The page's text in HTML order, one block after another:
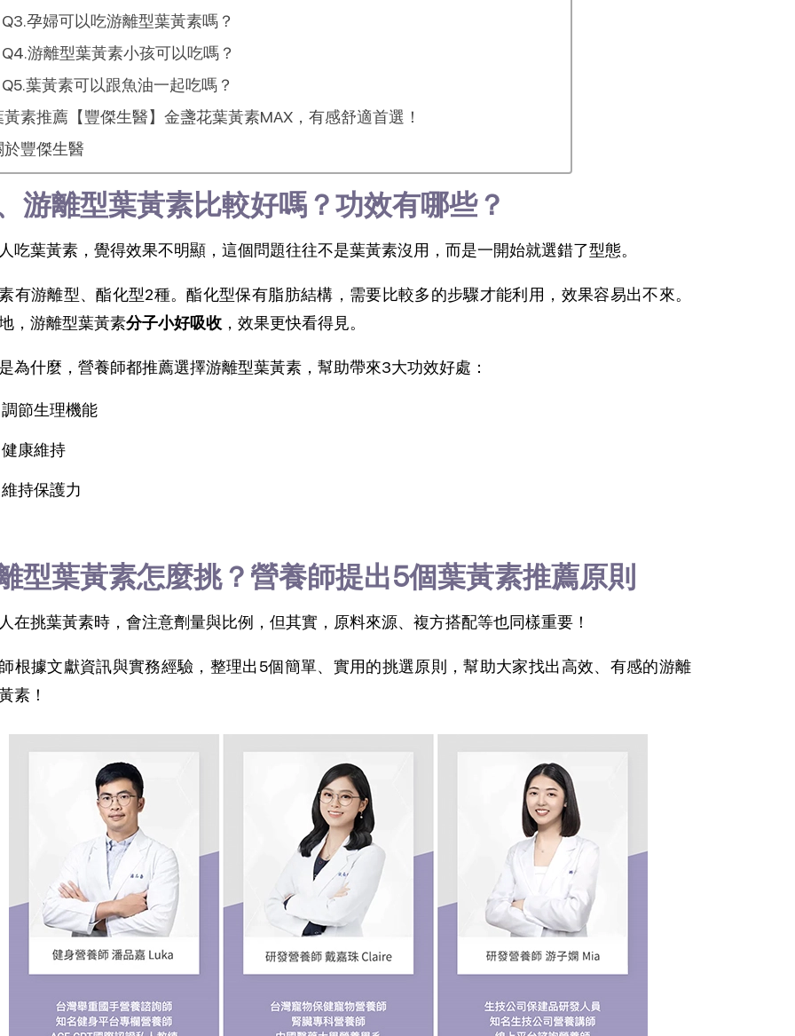
Q3.孕婦可以吃游離型葉黃素嗎？
Q4.游離型葉黃素小孩可以吃嗎？
Q5.葉黃素可以跟魚油一起吃嗎？
黃素推薦【豐傑生醫】金盞花葉黃素MAX，有感舒適首選！
於豐傑生醫
游離型葉黃素比較好嗎？功效有哪些？
吃葉黃素，覺得效果不明顯，這個問題往往不是葉黃素沒用，而是一開始就選錯了型態。
有游離型、酯化型2種。酯化型保有脂肪結構，需要比較多的步驟才能利用，效果容易出不來。
，游離型葉黃素分子小好吸收，效果更快看得見。
為什麼，營養師都推薦選擇游離型葉黃素，幫助帶來3大功效好處：
調節生理機能
健康維持
維持保護力
型葉黃素怎麼挑？營養師提出5個葉黃素推薦原則
在挑葉黃素時，會注意劑量與比例，但其實，原料來源、複方搭配等也同樣重要！
根據文獻資訊與實務經驗，整理出5個簡單、實用的挑選原則，幫助大家找出高效、有感的游離
素！